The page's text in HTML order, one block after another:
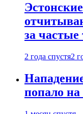
за
2 года спустя2
попало на